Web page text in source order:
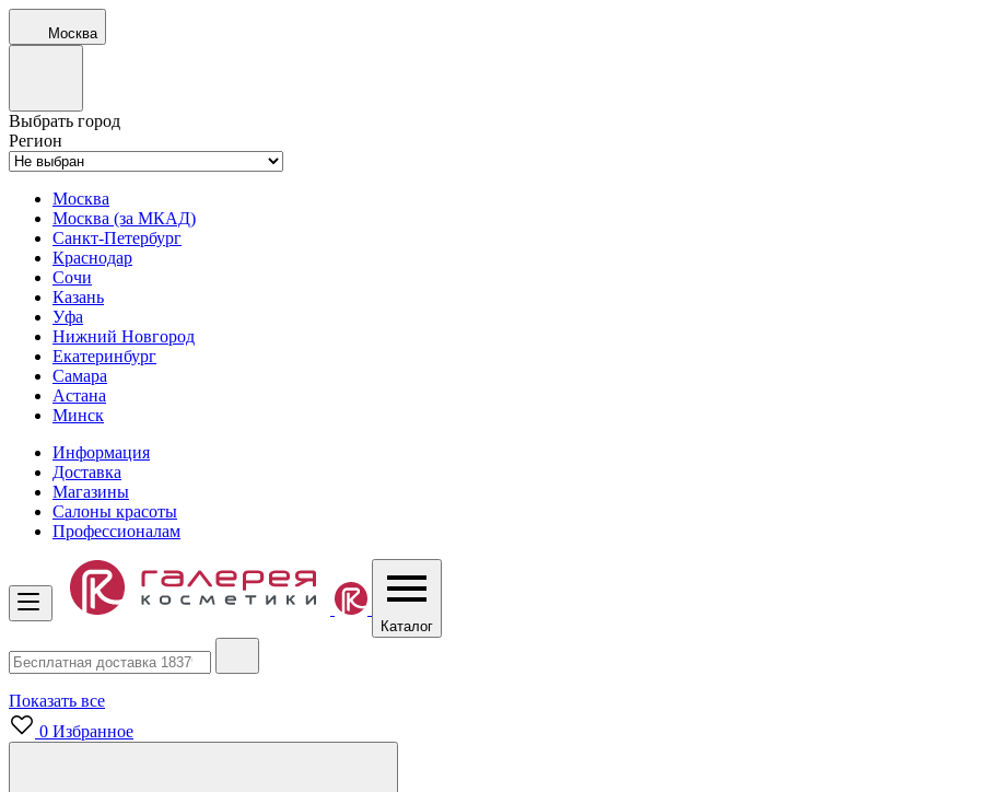
Москва
Выбрать город
Регион
Москва
Москва (за МКАД)
Санкт-Петербург
Краснодар
Сочи
Казань
Уфа
Нижний Новгород
Екатеринбург
Самара
Астана
Минск
Информация
Доставка
Магазины
Салоны красоты
Профессионалам
Каталог
Показать все
0 Избранное